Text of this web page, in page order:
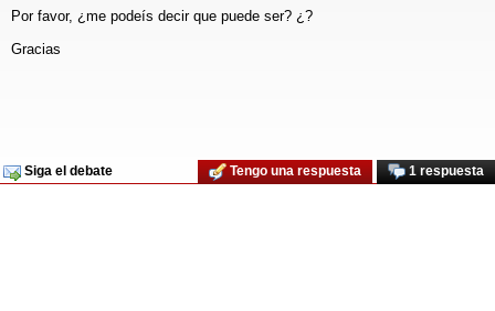
Por favor, ¿me podeís decir que puede ser? ¿?
Gracias
Siga el debate 1 respuesta
Tengo una respuesta